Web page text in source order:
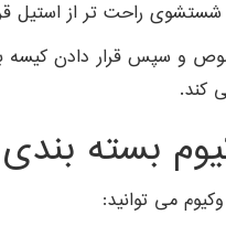
راحت تر از استیل
و سپس قرار دادن کیسه
کند.
بسته بندی
می توانید: